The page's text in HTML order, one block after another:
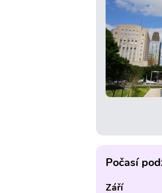
Počasí
Září